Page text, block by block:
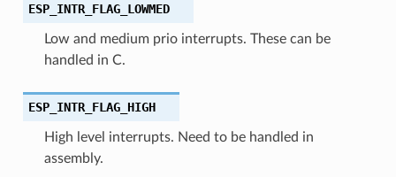
ESP_INTR_FLAG_LOWMED
Low and medium prio interrupts. These can be
handled in C.
ESP_INTR_FLAG_HIGH
High level interrupts. Need to be handled in
assembly.